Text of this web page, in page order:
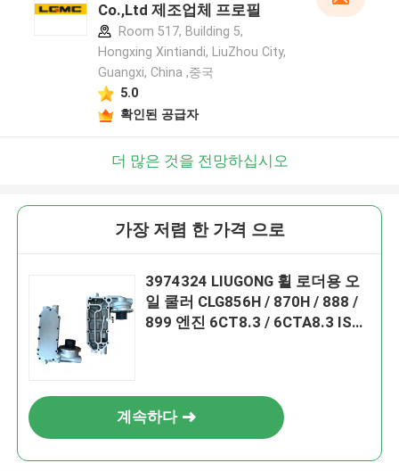
Co.,Ltd 제조업체 프로필
Room 517, Building 5,
Hongxing Xintiandi, LiuZhou City,
Guangxi, China ,중국
5.0
확인된 공급자
더 많은 것을 전망하십시오
가장 저렴 한 가격 으로
3974324 LIUGONG 휠 로더용 오
일 쿨러 CLG856H / 870H / 888 /
899 엔진 6CT8.3 / 6CTA8.3 ISL9
계속하다